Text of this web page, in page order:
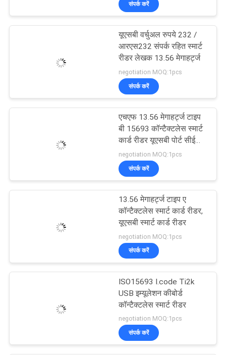
एटीएम कार्ड रीडर
64
कियोस्क कार्ड रीडर
49
हाइब्रिड कार्ड रीडर
संपर्क करें
यूएसबी वर्चुअल रुपये 232 /
आरएस232 संपर्क रहित स्मार्ट
रीडर लेखक 13.56 मेगाहर्ट्ज
negotiation MOQ:1pcs
संपर्क करें
एचएफ 13.56 मेगाहर्ट्ज टाइप
बी 15693 कॉन्टैक्टलेस स्मार्ट
कार्ड रीडर यूएसबी पोर्ट सीई
स्वीकृत सीआर608एफयू
negotiation MOQ:1pcs
संपर्क करें
13.56 मेगाहर्ट्ज टाइप ए
कॉन्टैक्टलेस स्मार्ट कार्ड रीडर,
यूएसबी स्मार्ट कार्ड रीडर
negotiation MOQ:1pcs
संपर्क करें
ISO15693 I.code Ti2k
USB इम्यूलेशन कीबोर्ड
कॉन्टैक्टलेस स्मार्ट रीडर
negotiation MOQ:1pcs
संपर्क करें